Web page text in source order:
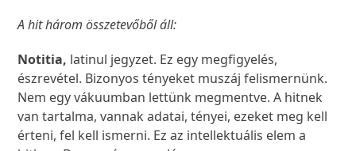
A hit három összetevőből áll:
Notitia, latinul jegyzet. Ez egy megfigyelés,
észrevétel. Bizonyos tényeket muszáj felismernünk.
Nem egy vákuumban lettünk megmentve. A hitnek
van tartalma, vannak adatai, tényei, ezeket meg kell
érteni, fel kell ismerni. Ez az intellektuális elem a